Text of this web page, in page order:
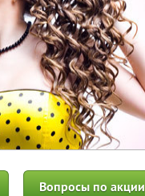
Вопросы по акции